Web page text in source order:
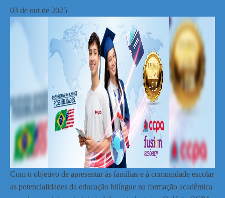
03 de out de 2025
Com o objetivo de apresentar às famílias e à comunidade escolar
as potencialidades da educação bilíngue na formação acadêmica